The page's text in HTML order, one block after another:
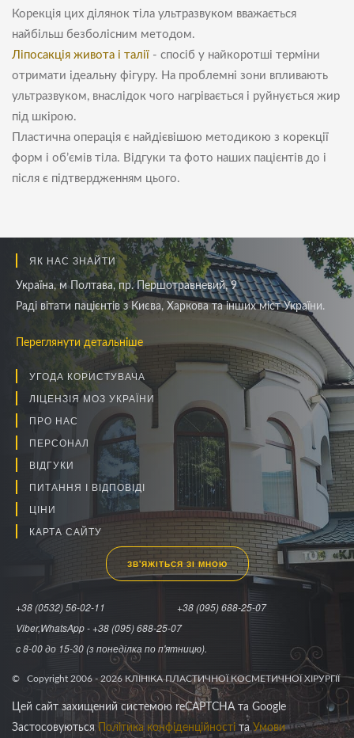
Корекція цих ділянок тіла ультразвуком вважається
найбільш безболісним методом.
Ліпосакція живота і талії - спосіб у найкоротші терміни
отримати ідеальну фігуру. На проблемні зони впливають
ультразвуком, внаслідок чого нагрівається і руйнується жир
під шкірою.
Пластична операція є найдієвішою методикою з корекції
форм і об’ємів тіла. Відгуки та фото наших пацієнтів до і
після є підтвердженням цього.
ЯК НАС ЗНАЙТИ
Україна, м Полтава, пр. Першотравневий, 9
Раді вітати пацієнтів з Києва, Харкова та інших міст України.
Переглянути детальніше
УГОДА КОРИСТУВАЧА
ЛІЦЕНЗІЯ МОЗ УКРАЇНИ
ЗВ'ЯЖІТЬСЯ ЗІ МНОЮ
+38 (0532) 56-02-11
+38 (095) 688-25-07
Viber,WhatsApp - +38 (095) 688-25-07
c 8-00 до 15-30 (з понеділка по п'ятницю).
ПРО НАС
ПЕРСОНАЛ
ВІДГУКИ
ПИТАННЯ І ВІДПОВІДІ
ЦІНИ
КАРТА САЙТУ
© Copyright 2006 - 2026 КЛІНІКА ПЛАСТИЧНОЇ КОСМЕТИЧНОЇ ХІРУРГІЇ
Цей сайт захищений системою reCAPTCHA та Google
ЗастосовуютьсяПолітика конфіденційності таУмови